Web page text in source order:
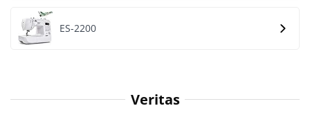
ES-2200
Veritas